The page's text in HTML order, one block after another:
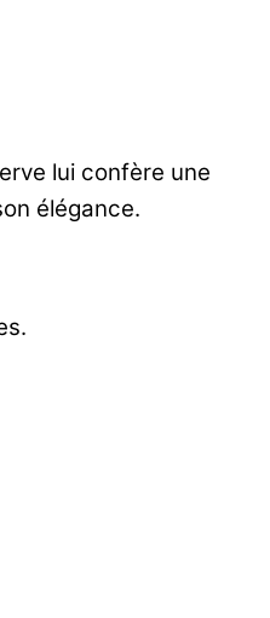
lui confère une
élégance.